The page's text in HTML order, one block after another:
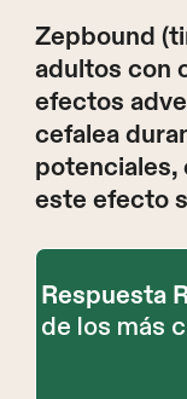
Zepbound
adultos con
efectos
cefalea
potenciales,
este efecto
Respuesta
de los más